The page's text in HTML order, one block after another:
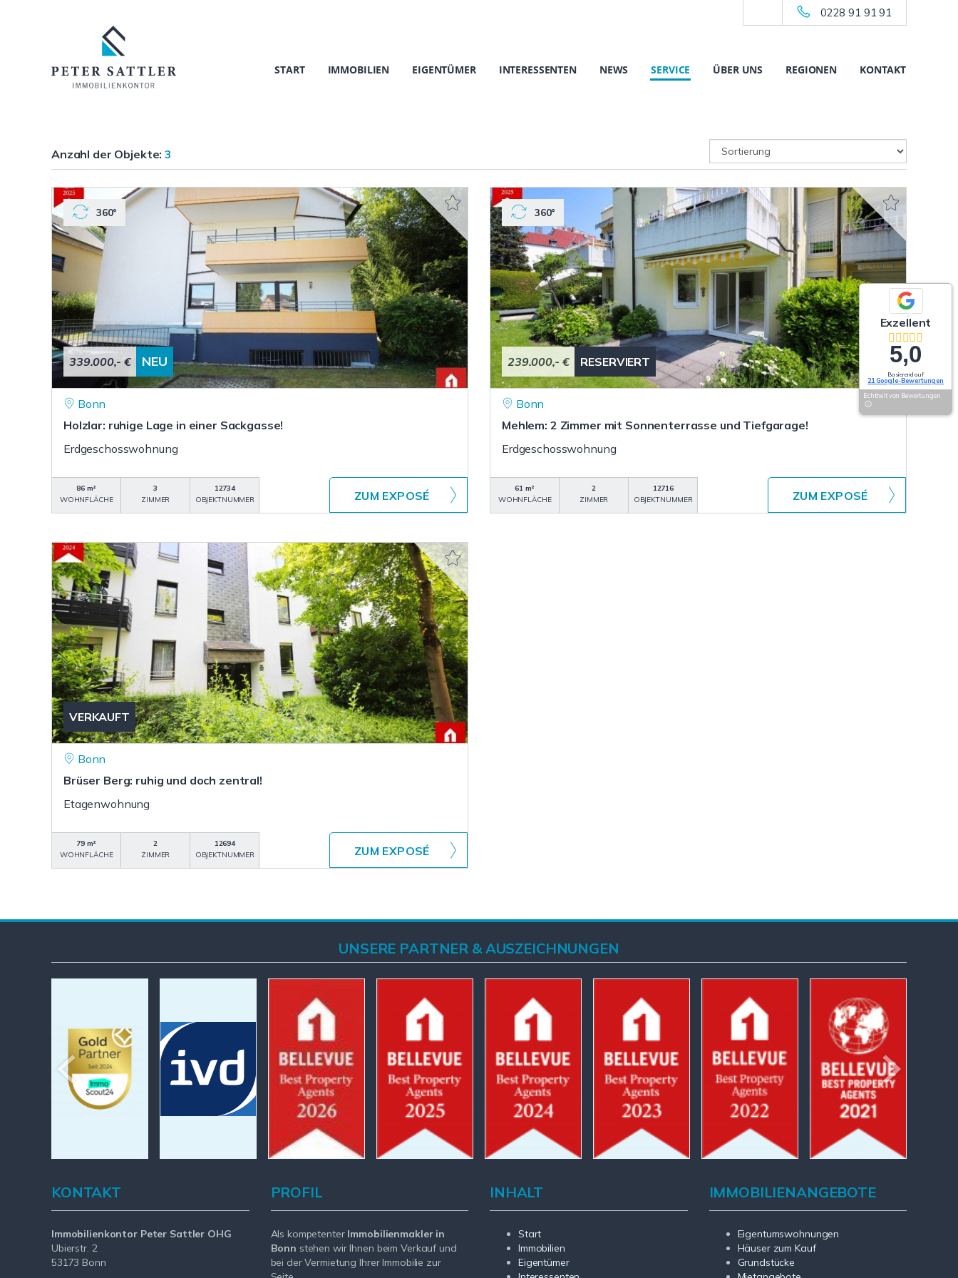
0228 91 91 91
START IMMOBILIEN EIGENTÜMER INTERESSENTEN NEWS SERVICE ÜBER UNS REGIONEN KONTAKT
Anzahl der Objekte:3
339.000,- € NEU
360°
Bonn
Holzlar: ruhige Lage in einer Sackgasse!
Erdgeschosswohnung
86 m²
WOHNFLÄCHE
3
ZIMMER
12734
OBJEKTNUMMER
ZUM EXPOSÉ
239.000,- € RESERVIERT
360°
Bonn
Mehlem: 2 Zimmer mit Sonnenterrasse und Tiefgarage!
Erdgeschosswohnung
61 m²
WOHNFLÄCHE
2
ZIMMER
12716
OBJEKTNUMMER
ZUM EXPOSÉ
VERKAUFT
Bonn
Brüser Berg: ruhig und doch zentral!
Etagenwohnung
79 m²
WOHNFLÄCHE
2
ZIMMER
12694
OBJEKTNUMMER
ZUM EXPOSÉ
Exzellent
5,0
Basierend auf
21 Google-Bewertungen
Echtheit von Bewertungen
UNSERE PARTNER & AUSZEICHNUNGEN
KONTAKT
Immobilienkontor Peter Sattler OHG
Ubierstr. 2
53173 Bonn
PROFIL
Als kompetenter Immobilienmakler in
Bonn stehen wir Ihnen beim Verkauf und
bei der Vermietung Ihrer Immobilie zur
INHALT
Start
Immobilien
Eigentümer
IMMOBILIENANGEBOTE
Eigentumswohnungen
Häuser zum Kauf
Grundstücke